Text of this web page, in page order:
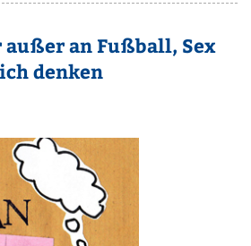
außer an Fußball, Sex
denken